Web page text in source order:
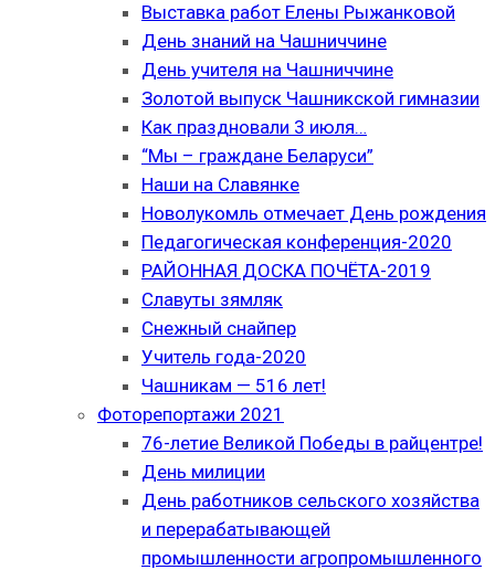
Выставка работ Елены Рыжанковой
День знаний на Чашниччине
День учителя на Чашниччине
Золотой выпуск Чашникской гимназии
Как праздновали 3 июля…
“Мы – граждане Беларуси”
Наши на Славянке
Новолукомль отмечает День рождения
Педагогическая конференция-2020
РАЙОННАЯ ДОСКА ПОЧЁТА-2019
Славуты зямляк
Снежный снайпер
Учитель года-2020
Чашникам — 516 лет!
Фоторепортажи 2021
76-летие Великой Победы в райцентре!
День милиции
День работников сельского хозяйства
и перерабатывающей
промышленности агропромышленного